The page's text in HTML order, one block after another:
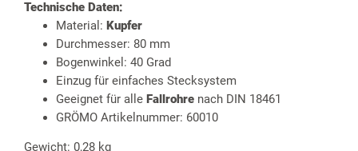
Technische Daten:
Material: Kupfer
Durchmesser: 80 mm
Bogenwinkel: 40 Grad
Einzug für einfaches Stecksystem
Geeignet für alle Fallrohre nach DIN 18461
GRÖMO Artikelnummer: 60010
Gewicht: 0,28 kg